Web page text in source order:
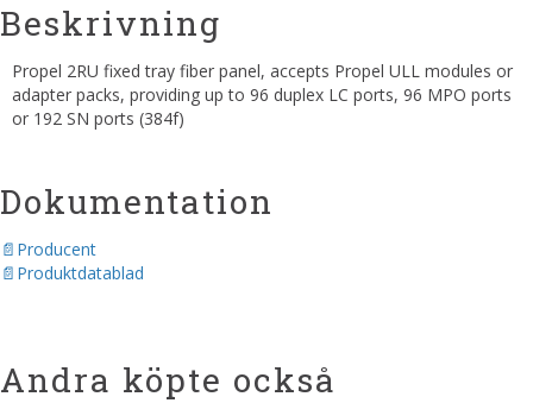
Beskrivning
Propel 2RU fixed tray fiber panel, accepts Propel ULL modules or
adapter packs, providing up to 96 duplex LC ports, 96 MPO ports
or 192 SN ports (384f)
Dokumentation
Producent
Produktdatablad
Andra köpte också